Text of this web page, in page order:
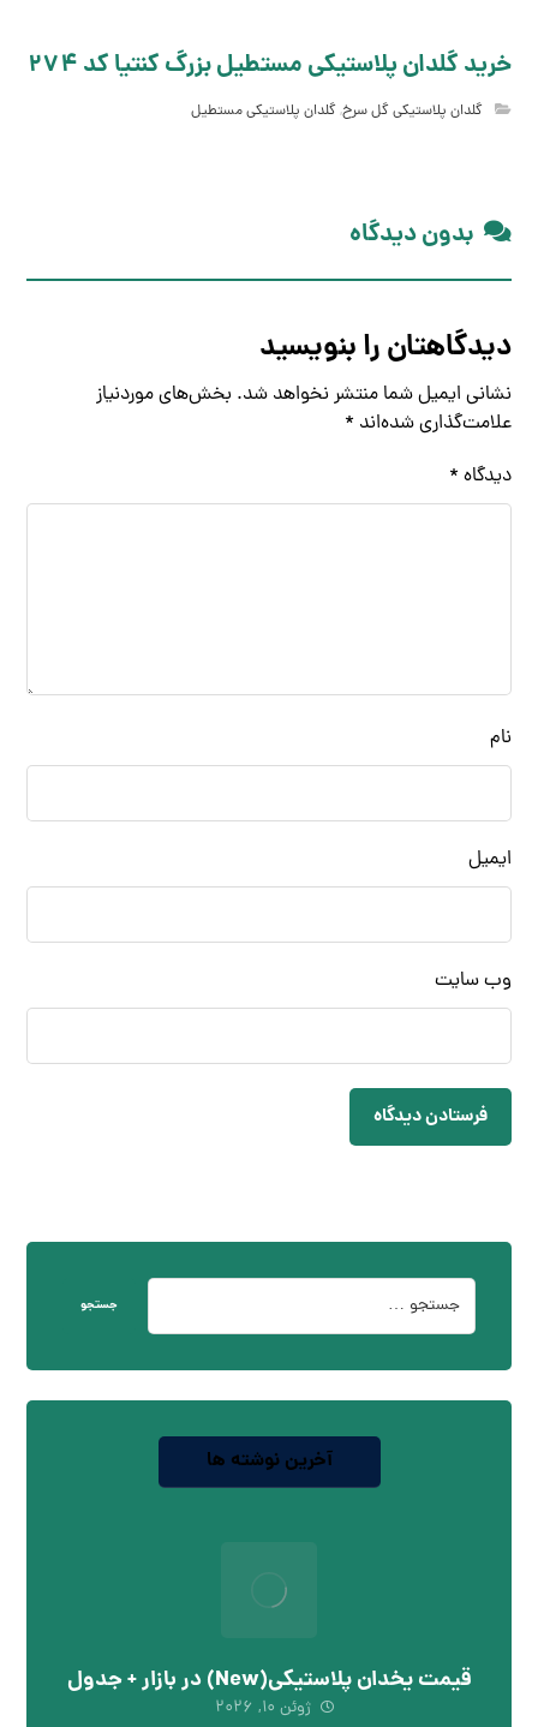
خرید گلدان پلاستیکی مستطیل بزرگ کنتیا کد 274
گلدان پلاستیکی گل سرخ,گلدان پلاستیکی مستطیل
بدون دیدگاه
دیدگاهتان را بنویسید
نشانی ایمیل شما منتشر نخواهد شد. بخش‌های موردنیاز
علامت‌گذاری شده‌اند *
دیدگاه *
نام
ایمیل
وب‌ سایت
فرستادن دیدگاه
جستجو
آخرین نوشته ها
قیمت یخدان پلاستیکی(New) در بازار + جدول
ژوئن ۱۰, ۲۰۲۶